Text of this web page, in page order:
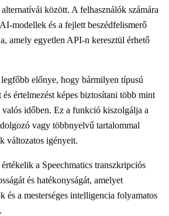
között. A felhasználók számára
modellek és a fejlett beszédfelismerő
amely egyetlen API-n keresztül érhető
előnye, hogy bármilyen típusú
értelmezést képes biztosítani több mint
időben. Ez a funkció kiszolgálja a
vagy többnyelvű tartalommal
változatos igényeit.
a Speechmatics transzkripciós
és hatékonyságát, amelyet
és a mesterséges intelligencia folyamatos